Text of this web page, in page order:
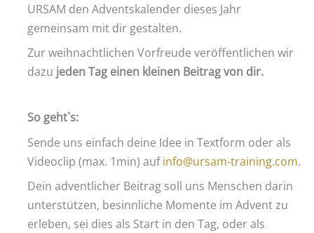
URSAM den Adventskalender dieses Jahr
gemeinsam mit dir gestalten.
Zur weihnachtlichen Vorfreude veröffentlichen wir
dazu jeden Tag einen kleinen Beitrag von dir.
So geht`s:
Sende uns einfach deine Idee in Textform oder als
Videoclip (max. 1min) aufinfo@ursam-training.com.
Dein adventlicher Beitrag soll uns Menschen darin
unterstützen, besinnliche Momente im Advent zu
erleben, sei dies als Start in den Tag, oder als